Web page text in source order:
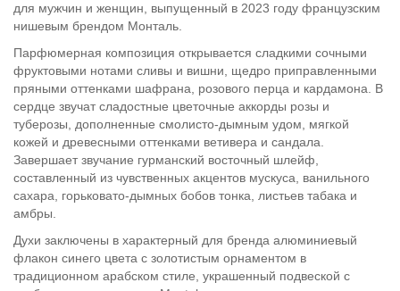
для мужчин и женщин, выпущенный в 2023 году французским
нишевым брендом Монталь.
Парфюмерная композиция открывается сладкими сочными
фруктовыми нотами сливы и вишни, щедро приправленными
пряными оттенками шафрана, розового перца и кардамона. В
сердце звучат сладостные цветочные аккорды розы и
туберозы, дополненные смолисто-дымным удом, мягкой
кожей и древесными оттенками ветивера и сандала.
Завершает звучание гурманский восточный шлейф,
составленный из чувственных акцентов мускуса, ванильного
сахара, горьковато-дымных бобов тонка, листьев табака и
амбры.
Духи заключены в характерный для бренда алюминиевый
флакон синего цвета с золотистым орнаментом в
традиционном арабском стиле, украшенный подвеской с